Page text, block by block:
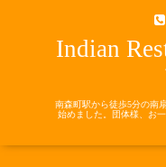
Indian
南森町駅から徒歩5分の南
始めました。団体様、お